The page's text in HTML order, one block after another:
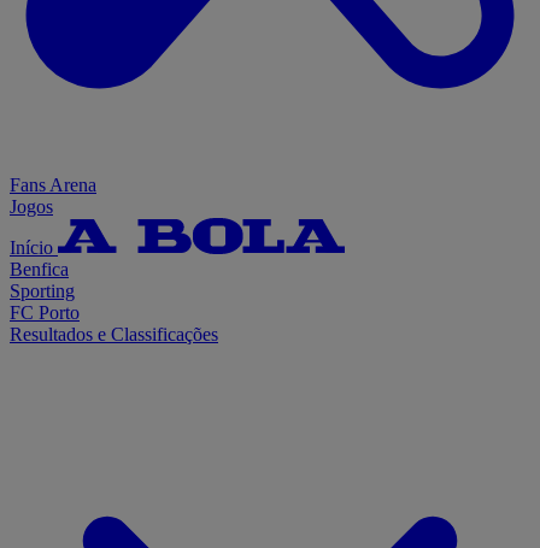
Fans Arena
Jogos
Início
Benfica
Sporting
FC Porto
Resultados e Classificações